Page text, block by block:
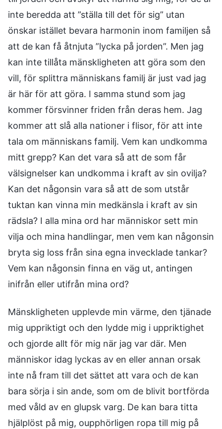
inte beredda att ”ställa till det för sig” utan
önskar istället bevara harmonin inom familjen så
att de kan få åtnjuta ”lycka på jorden”. Men jag
kan inte tillåta mänskligheten att göra som den
vill, för splittra människans familj är just vad jag
är här för att göra. I samma stund som jag
kommer försvinner friden från deras hem. Jag
kommer att slå alla nationer i flisor, för att inte
tala om människans familj. Vem kan undkomma
mitt grepp? Kan det vara så att de som får
välsignelser kan undkomma i kraft av sin ovilja?
Kan det någonsin vara så att de som utstår
tuktan kan vinna min medkänsla i kraft av sin
rädsla? I alla mina ord har människor sett min
vilja och mina handlingar, men vem kan någonsin
bryta sig loss från sina egna invecklade tankar?
Vem kan någonsin finna en väg ut, antingen
inifrån eller utifrån mina ord?
Mänskligheten upplevde min värme, den tjänade
mig uppriktigt och den lydde mig i uppriktighet
och gjorde allt för mig när jag var där. Men
människor idag lyckas av en eller annan orsak
inte nå fram till det sättet att vara och de kan
bara sörja i sin ande, som om de blivit bortförda
med våld av en glupsk varg. De kan bara titta
hjälplöst på mig, oupphörligen ropa till mig på